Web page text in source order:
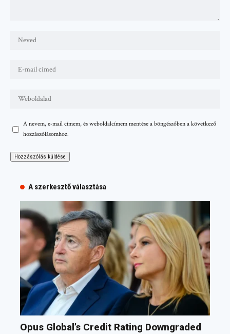
A nevem, e-mail címem, és weboldalcímem mentése a böngészőben a következő
hozzászólásomhoz.
A szerkesztő választása
Opus Global’s Credit Rating Downgraded